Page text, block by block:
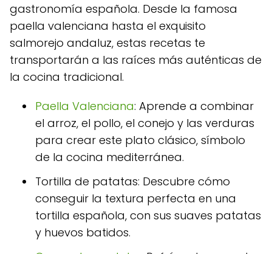
gastronomía española. Desde la famosa
paella valenciana hasta el exquisito
salmorejo andaluz, estas recetas te
transportarán a las raíces más auténticas de
la cocina tradicional.
Paella Valenciana: Aprende a combinar
el arroz, el pollo, el conejo y las verduras
para crear este plato clásico, símbolo
de la cocina mediterránea.
Tortilla de patatas: Descubre cómo
conseguir la textura perfecta en una
tortilla española, con sus suaves patatas
y huevos batidos.